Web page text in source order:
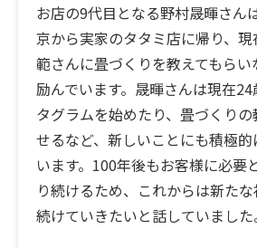
お店の9代目となる野村晟暉さん
京から実家のタタミ店に帰り、
範さんに畳づくりを教えてもら
励んでいます。晟暉さんは現在
タグラムを始めたり、畳づくり
せるなど、新しいことにも積極
います。100年後もお客様に必要
り続けるため、これからは新た
続けていきたいと話していました